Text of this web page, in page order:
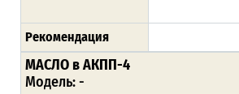
Рекомендация
МАСЛО в АКПП-4
Модель:-